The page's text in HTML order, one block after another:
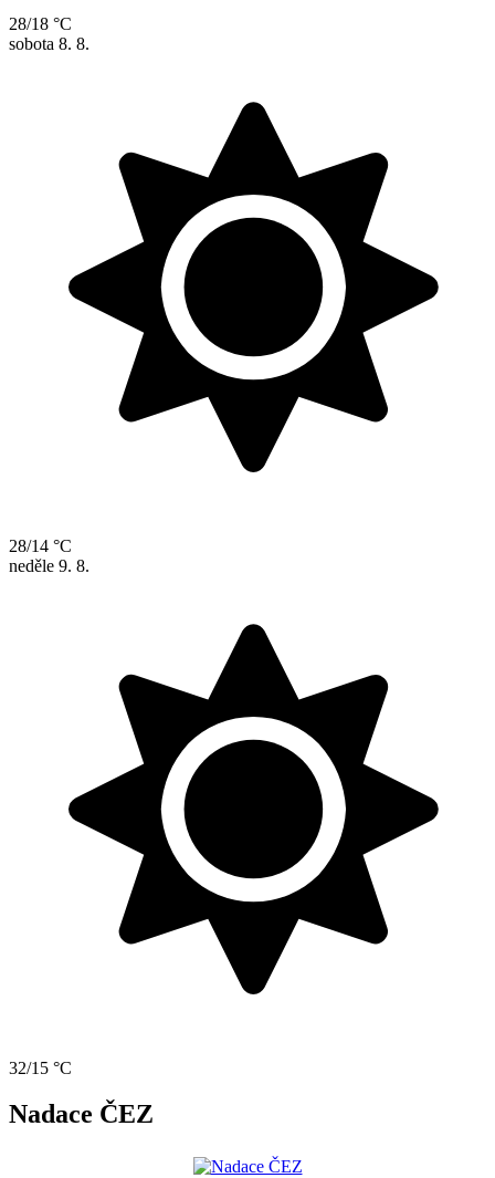
28/18 °C
sobota 8. 8.
28/14 °C
neděle 9. 8.
32/15 °C
Nadace ČEZ